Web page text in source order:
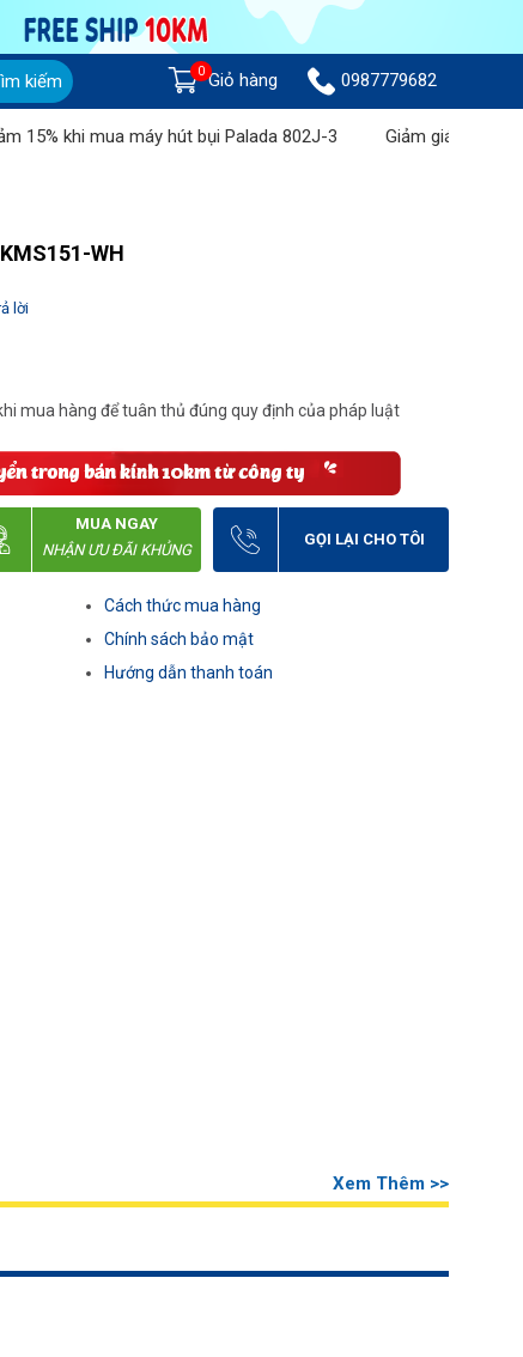
kiếm 0 Giỏ hàng 0987779682
khi mua máy hút bụi Palada 802J-3 Giảm giá lên đến 1
WH
lời
mua hàng để tuân thủ đúng quy định của pháp luật
MUA NGAY
NHẬN ƯU ĐÃI KHỦNG
GỌI LẠI CHO TÔI
Cách thức mua hàng
Chính sách bảo mật
Hướng dẫn thanh toán
Xem Thêm >>